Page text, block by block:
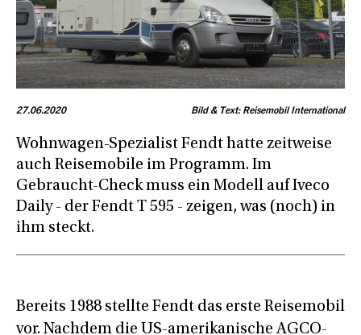
27.06.2020 Bild & Text: Reisemobil International
Wohnwagen-Spezialist Fendt hatte zeitweise
auch Reisemobile im Programm. Im
Gebraucht-Check muss ein Modell auf Iveco
Daily - der Fendt T 595 - zeigen, was (noch) in
ihm steckt.
Bereits 1988 stellte Fendt das erste Reisemobil
vor. Nachdem die US-amerikanische AGCO-